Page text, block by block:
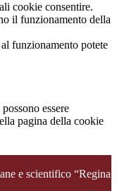
cookie consentire.
il funzionamento della
funzionamento potete
essere
pagina della cookie
e scientifico “Regina